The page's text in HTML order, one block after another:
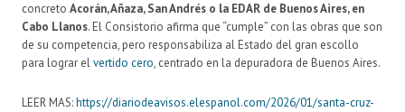
concreto Acorán, Añaza, San Andrés o la EDAR de Buenos Aires, en
Cabo Llanos. El Consistorio afirma que “cumple” con las obras que son
de su competencia, pero responsabiliza al Estado del gran escollo
para lograr elvertido cero, centrado en la depuradora de Buenos Aires.
LEER MAS:https://diariodeavisos.elespanol.com/2026/01/santa-cruz-